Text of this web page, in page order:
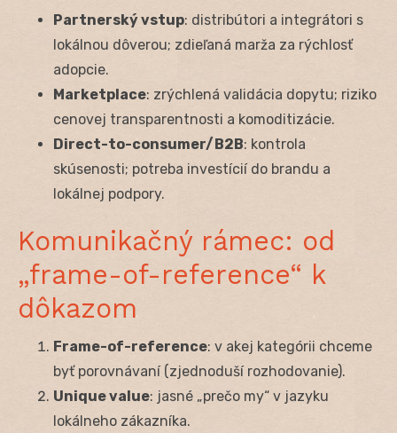
Partnerský vstup: distribútori a integrátori s
lokálnou dôverou; zdieľaná marža za rýchlosť
adopcie.
Marketplace: zrýchlená validácia dopytu; riziko
cenovej transparentnosti a komoditizácie.
Direct-to-consumer/B2B: kontrola
skúsenosti; potreba investícií do brandu a
lokálnej podpory.
Komunikačný rámec: od
„frame-of-reference“ k
dôkazom
Frame-of-reference: v akej kategórii chceme
byť porovnávaní (zjednoduší rozhodovanie).
Unique value: jasné „prečo my“ v jazyku
lokálneho zákazníka.